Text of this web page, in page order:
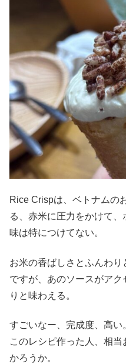
Rice Crispは、ベトナムの
る、赤米に圧力をかけて、
味は特につけてない。
お米の香ばしさとふんわり
ですが、あのソースがアク
りと味わえる。
すごいなー、完成度、高い
このレシピ作った人、相
かろうか。